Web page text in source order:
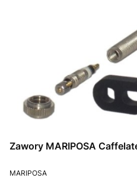
Zawory MARIPOSA
PRODUCENT
MARIPOSA